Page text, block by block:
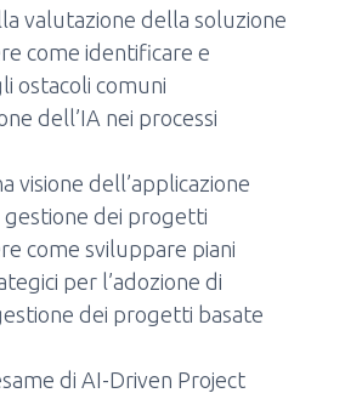
valutazione della soluzione
come identificare e
ostacoli comuni
dell’IA nei processi
visione dell’applicazione
gestione dei progetti
come sviluppare piani
per l’adozione di
dei progetti basate
di AI-Driven Project